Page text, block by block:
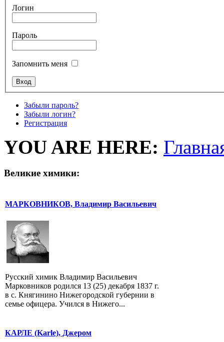
Логин
Пароль
Запомнить меня
Забыли пароль?
Забыли логин?
Регистрация
YOU ARE HERE:
Великие химики:
МАРКОВНИКОВ, Владимир Васильевич
Русский химик Владимир Васильевич
Марковников родился 13 (25) декабря 1837 г.
в с. Княгинино Нижегородской губернии в
семье офицера. Учился в Нижего...
КАРЛЕ (Karle), Джером